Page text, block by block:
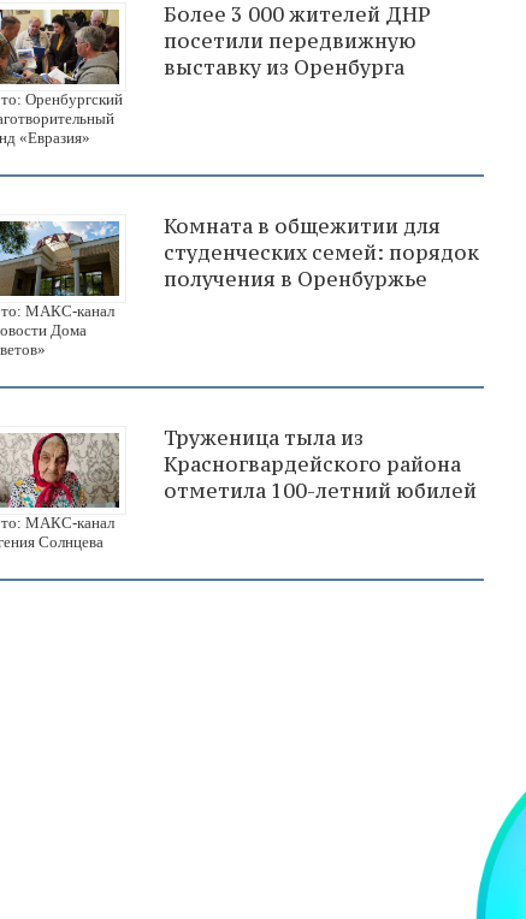
Оренбургский
«Евразия»
Более 3 000 жителей ДНР
посетили передвижную
выставку из Оренбурга
МАКС-канал
Дома
Комната в общежитии для
студенческих семей: порядок
получения в Оренбуржье
МАКС-канал
Солнцева
Труженица тыла из
Красногвардейского района
отметила 100-летний юбилей